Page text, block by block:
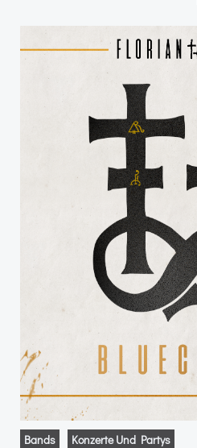
Bands Konzerte Und Partys